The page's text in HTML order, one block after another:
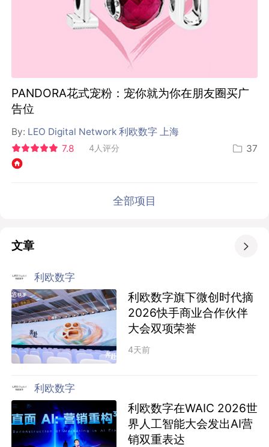
PANDORA花式宠粉：宠你就为你在朋友圈买广
告位
By: LEO Digital Network 利欧数字 上海
7.8
4人评分 37
全部项目
文章 
利欧数字
利欧数字旗下微创时代摘
2026快手商业合作伙伴
大会双项荣誉
4天前
利欧数字
利欧数字在WAIC 2026世
界人工智能大会发出AI营
销双重表达